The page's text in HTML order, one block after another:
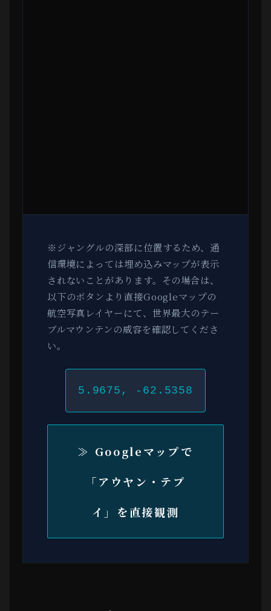
※ジャングルの深部に位置するため、通
信環境によっては埋め込みマップが表示
されないことがあります。その場合は、
以下のボタンより直接Googleマップの
航空写真レイヤーにて、世界最大のテー
ブルマウンテンの威容を確認してくださ
い。
5.9675, -62.5358
≫ Googleマップで
「アウヤン・テプ
イ」を直接観測